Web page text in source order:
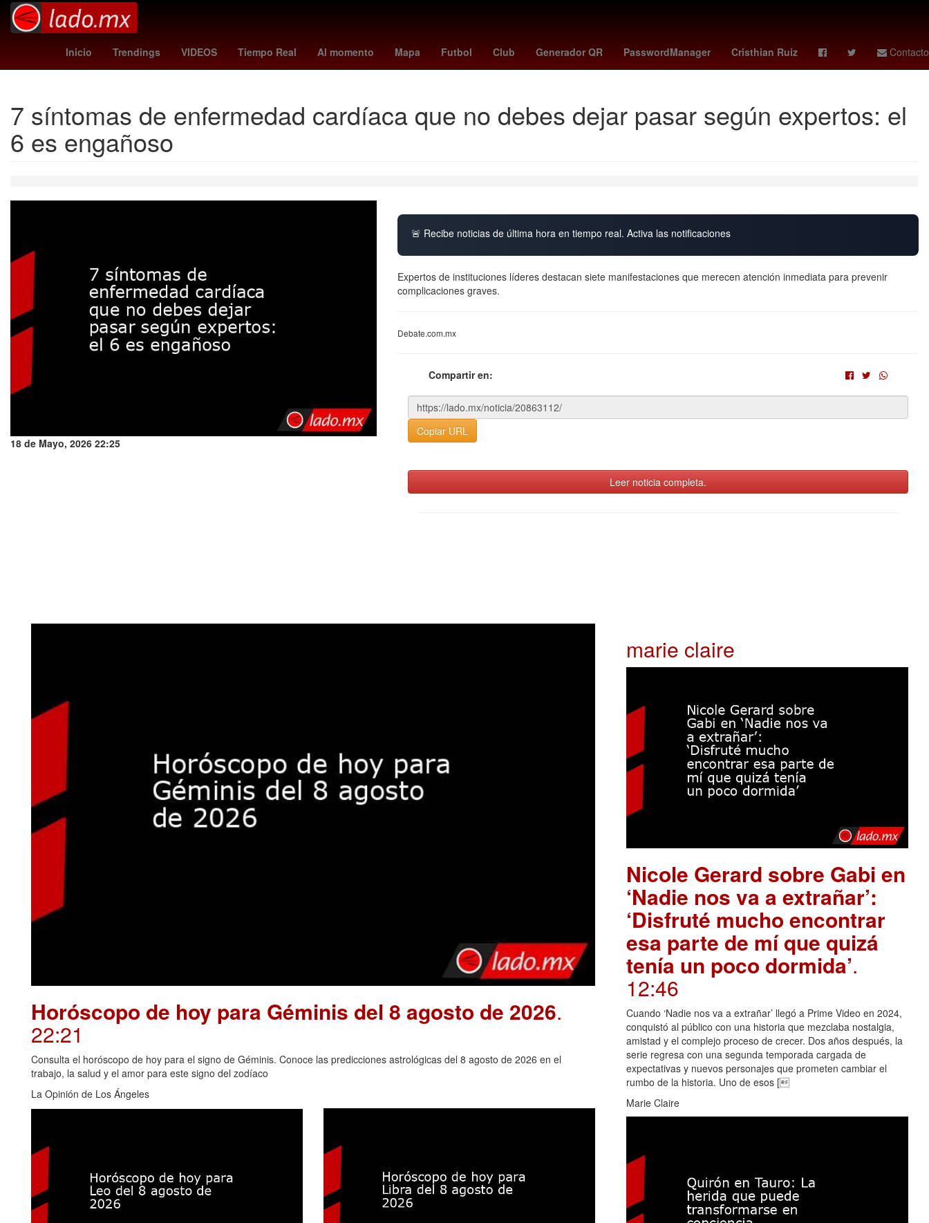
Inicio Trendings VIDEOS Tiempo Real Al momento Mapa Futbol Club Generador QR PasswordManager Cristhian Ruiz Contacto
spider man brand new day tiene post creditos Juan Pablo Medina Incendio iphone 16 pro max Gobierno Rosario chrome tacos españa portugal Copa Panamericana de Voleibol Femenino
7 síntomas de enfermedad cardíaca que no debes dejar pasar según expertos: el
6 es engañoso
18 de Mayo, 2026 22:25
🚨 Recibe noticias de última hora en tiempo real. Activa las notificaciones
Expertos de instituciones líderes destacan siete manifestaciones que merecen atención inmediata para prevenir
complicaciones graves.
Debate.com.mx
Compartir en:
Copiar URL
Leer noticia completa.
Horóscopo de hoy para Géminis del 8 agosto de 2026.
22:21
Consulta el horóscopo de hoy para el signo de Géminis. Conoce las predicciones astrológicas del 8 agosto de 2026 en el
trabajo, la salud y el amor para este signo del zodíaco
La Opinión de Los Ángeles
marie claire
Nicole Gerard sobre Gabi en
‘Nadie nos va a extrañar’:
‘Disfruté mucho encontrar
esa parte de mí que quizá
tenía un poco dormida’.
12:46
Cuando ‘Nadie nos va a extrañar’ llegó a Prime Video en 2024,
conquistó al público con una historia que mezclaba nostalgia,
amistad y el complejo proceso de crecer. Dos años después, la
serie regresa con una segunda temporada cargada de
expectativas y nuevos personajes que prometen cambiar el
rumbo de la historia. Uno de esos [
Marie Claire